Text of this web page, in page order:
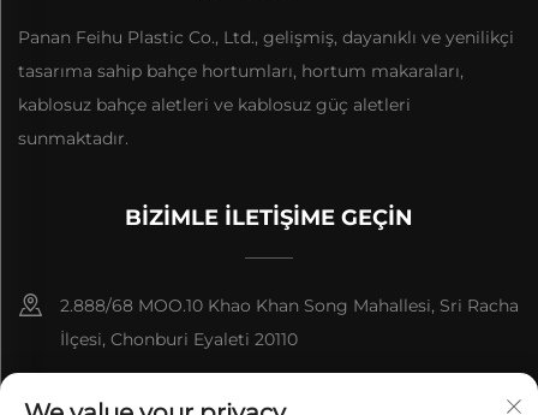
Panan Feihu Plastic Co., Ltd., gelişmiş, dayanıklı ve yenilikçi
tasarıma sahip bahçe hortumları, hortum makaraları,
kablosuz bahçe aletleri ve kablosuz güç aletleri
sunmaktadır.
BIZIMLE İLETIŞIME GEÇIN
2.888/68 MOO.10 Khao Khan Song Mahallesi, Sri Racha
İlçesi, Chonburi Eyaleti 20110